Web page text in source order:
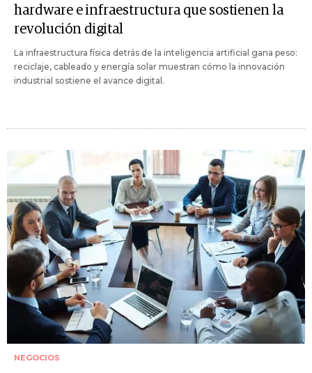
hardware e infraestructura que sostienen la
revolución digital
La infraestructura física detrás de la inteligencia artificial gana peso:
reciclaje, cableado y energía solar muestran cómo la innovación
industrial sostiene el avance digital.
NEGOCIOS